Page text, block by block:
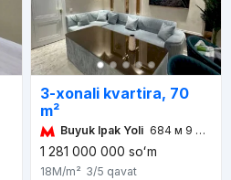
3-xonali kvartira, 70
m²
Buyuk Ipak Yoli 684 м 9 мин
1 281 000 000 soʻm
18M/m² 3/5 qavat